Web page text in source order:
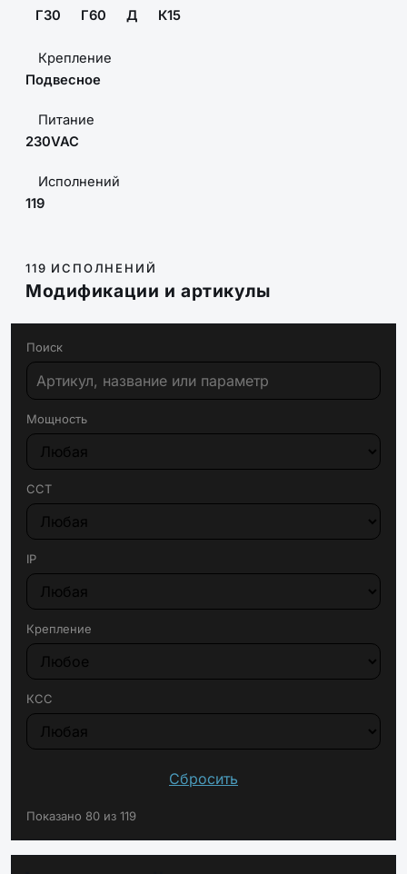
Г30
Г60 Д К15
Крепление
Подвесное
Питание
230VAC
Исполнений
119
119 ИСПОЛНЕНИЙ
Модификации и артикулы
Поиск
Мощность
CCT
IP
Крепление
КСС
Сбросить
Показано 80 из 119